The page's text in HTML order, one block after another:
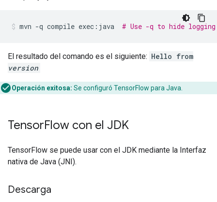
mvn -q compile exec:java # Use -q to hide logging
El resultado del comando es el siguiente: Hello from
version
Operación exitosa: Se configuró TensorFlow para Java.
TensorFlow con el JDK
TensorFlow se puede usar con el JDK mediante la Interfaz
nativa de Java (JNI).
Descarga